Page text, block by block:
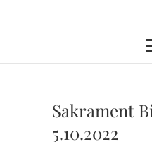
Sakrament
5.10.2022